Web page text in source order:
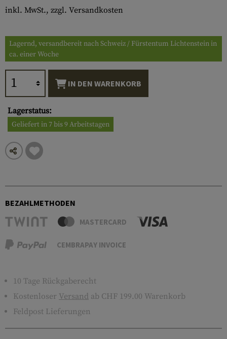
inkl. MwSt., zzgl. Versandkosten
Lagernd, versandbereit nach Schweiz / Fürstentum Lichtenstein in
ca. einer Woche
IN DEN WARENKORB
Lagerstatus:
Geliefert in 7 bis 9 Arbeitstagen
BEZAHLMETHODEN
MASTERCARD
CEMBRAPAY INVOICE
10 Tage Rückgaberecht
Kostenloser Versand ab CHF 199.00 Warenkorb
Feldpost Lieferungen